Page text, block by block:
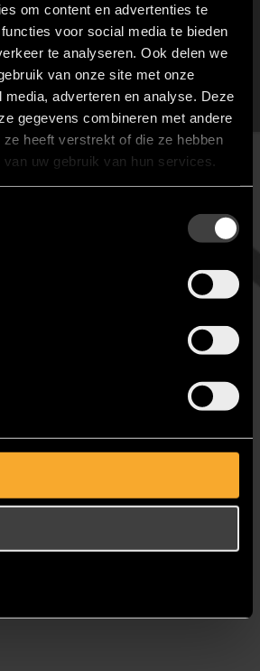
om content en advertenties te
voor social media te bieden
te analyseren. Ook delen we
van onze site met onze
adverteren en analyse. Deze
gegevens combineren met andere
ze heeft verstrekt of die ze hebben
uw gebruik van hun services.
contact op met KBC Keukens en
Kwaliteit
Van A tot Z